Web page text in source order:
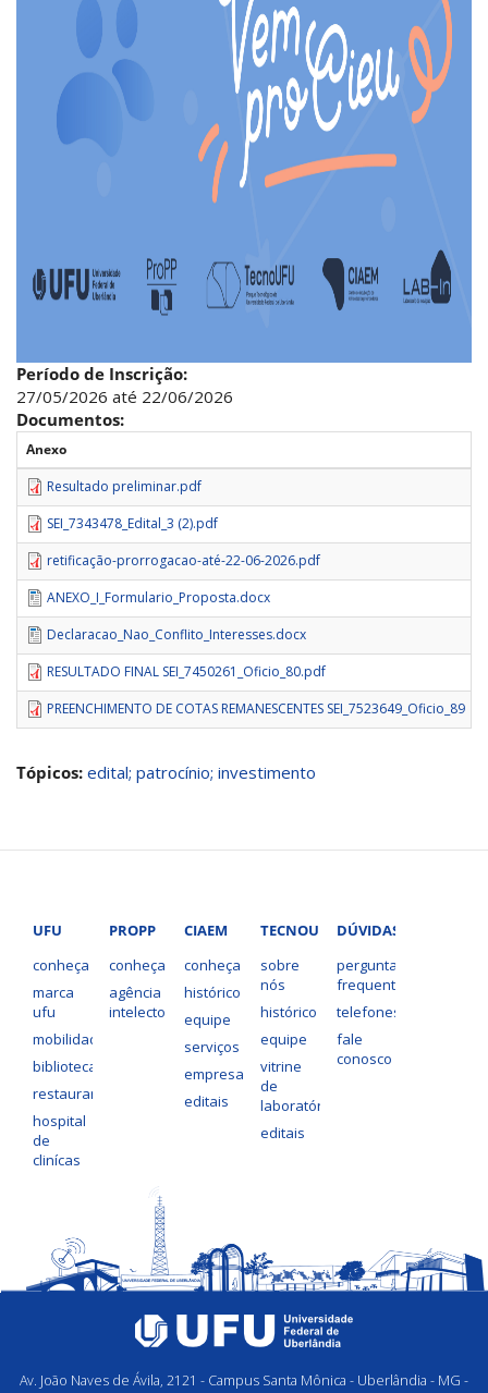
Período de Inscrição:
27/05/2026 até 22/06/2026
Documentos:
Anexo
Resultado preliminar.pdf
SEI_7343478_Edital_3 (2).pdf
retificação-prorrogacao-até-22-06-2026.pdf
ANEXO_I_Formulario_Proposta.docx
Declaracao_Nao_Conflito_Interesses.docx
RESULTADO FINAL SEI_7450261_Oficio_80.pdf
PREENCHIMENTO DE COTAS REMANESCENTES SEI_7523649_Oficio_89
Tópicos: edital; patrocínio; investimento
UFU
conheça
marca
ufu
mobilidade
bibliotecas
restaurantes
hospital
de
clinícas
PROPP
conheça
agência
intelecto
CIAEM
conheça
histórico
equipe
serviços
empresas
editais
TECNOUFU
sobre
nós
histórico
equipe
vitrine
de
laboratórios
editais
DÚVIDAS?
perguntas
frequentes
telefones
fale
conosco
Av. João Naves de Ávila, 2121 - Campus Santa Mônica - Uberlândia - MG -